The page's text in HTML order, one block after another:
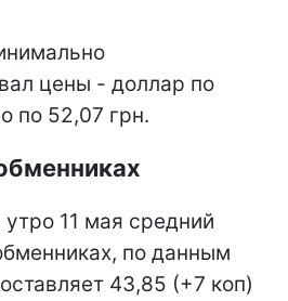
цены - доллар по
по 52,07 грн.
11 мая средний
по данным
43,85 (+7 коп)